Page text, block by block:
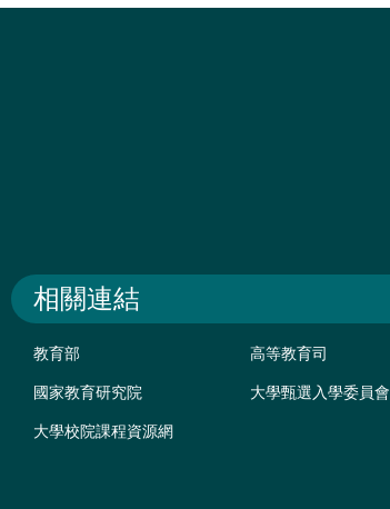
相關連結
教育部 高等教育司
國家教育研究院 大學甄選入學委員會
大學校院課程資源網